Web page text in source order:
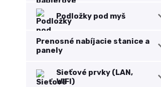
Podložky pod myš
Prenosné nabíjacie stanice a
panely
Sieťové prvky (LAN,
WIFI)